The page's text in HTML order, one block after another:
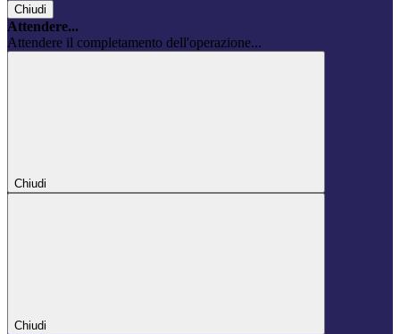
Chiudi
Attendere...
Attendere il completamento dell'operazione...
Chiudi
Chiudi